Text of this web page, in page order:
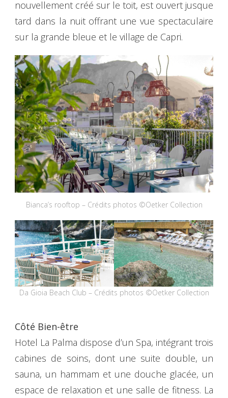
nouvellement créé sur le toit, est ouvert jusque
tard dans la nuit offrant une vue spectaculaire
sur la grande bleue et le village de Capri.
Bianca’s rooftop – Crédits photos ©Oetker Collection
Da Gioia Beach Club – Crédits photos ©Oetker Collection
Côté Bien-être
Hotel La Palma dispose d’un Spa, intégrant trois
cabines de soins, dont une suite double, un
sauna, un hammam et une douche glacée, un
espace de relaxation et une salle de fitness. La